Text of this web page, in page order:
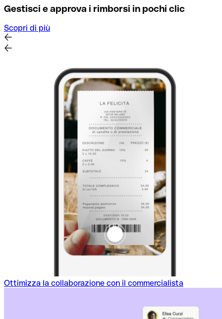
Gestisci e approva i rimborsi in pochi clic
Scopri di più
Ottimizza la collaborazione con il commercialista